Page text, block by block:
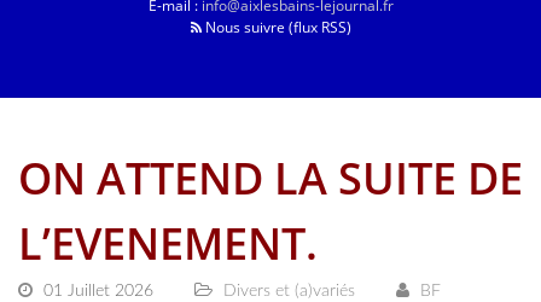
E-mail : info@aixlesbains-lejournal.fr
Nous suivre (flux RSS)
ON ATTEND LA SUITE DE
L’EVENEMENT.
01 Juillet 2026 Divers et (a)variés BF